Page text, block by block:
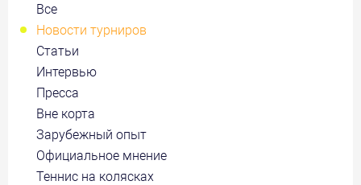
Все
Новости турниров
Статьи
Интервью
Пресса
Вне корта
Зарубежный опыт
Официальное мнение
Теннис на колясках